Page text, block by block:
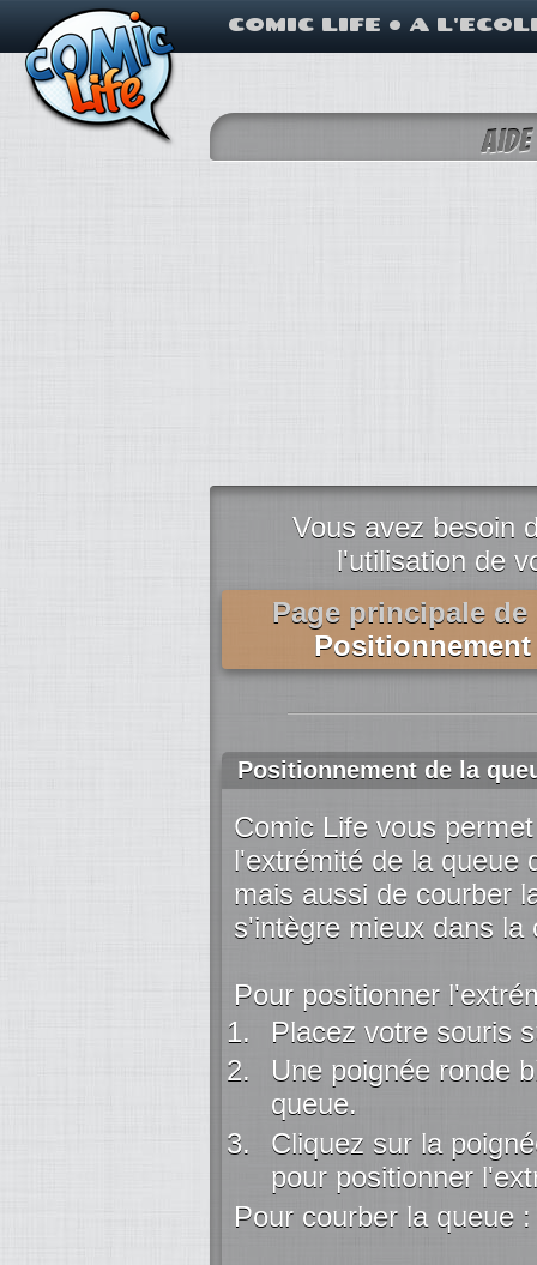
COMIC LIFE • A
Vous avez besoin
l'utilisation de
Page principale
Positionnement de la
Comic Life vous
l'extrémité de la queue
mais aussi de courber
s'intègre mieux dans la
Pour positionner
Placez votre souris
Une poignée ronde
queue.
Cliquez sur la
pour positionner
Pour courber la queue :